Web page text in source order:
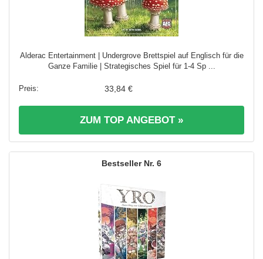
Alderac Entertainment | Undergrove Brettspiel auf Englisch für die
Ganze Familie | Strategisches Spiel für 1-4 Sp ...
33,84 €
ZUM TOP ANGEBOT »
6